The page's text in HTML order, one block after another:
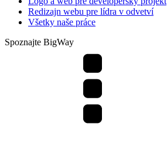
Redizajn webu pre lídra v odvetví
Všetky naše práce
Spoznajte BigWay